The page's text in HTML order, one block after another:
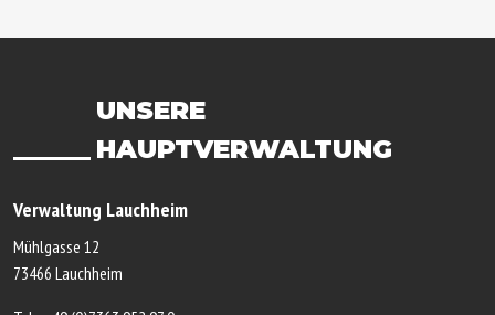
UNSERE
HAUPTVERWALTUNG
Verwaltung Lauchheim
Mühlgasse 12
73466 Lauchheim